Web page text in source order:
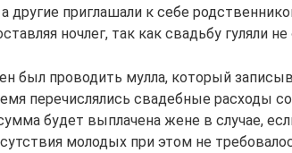
другие приглашали к себе
ночлег, так как свадьбу гуляли
был проводить мулла, который
перечислялись свадебные расходы
будет выплачена жене в случае,
молодых при этом не